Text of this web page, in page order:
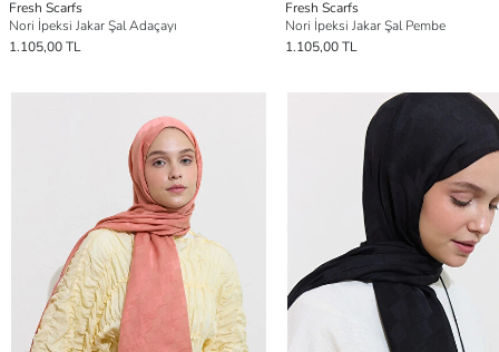
Fresh Scarfs
Nori İpeksi Jakar Şal Adaçayı
1.105,00 TL
Fresh Scarfs
Nori İpeksi Jakar Şal Pembe
1.105,00 TL